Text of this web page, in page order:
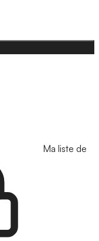
Ma liste de